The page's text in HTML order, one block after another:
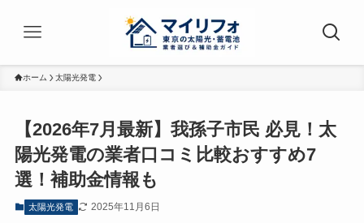
ホーム 太陽光発電
【2026年7月最新】我孫子市民 必見！太
陽光発電の業者口コミ比較おすすめ7
選！補助金情報も
太陽光発電 2025年11月6日